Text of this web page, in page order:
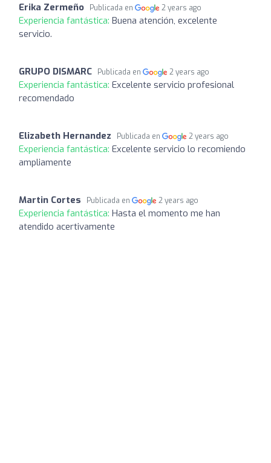
Erika Zermeño Publicada en 2 years ago
Experiencia fantástica: Buena atención, excelente
servicio.
GRUPO DISMARC Publicada en 2 years ago
Experiencia fantástica: Excelente servicio profesional
recomendado
Elizabeth Hernandez Publicada en 2 years ago
Experiencia fantástica: Excelente servicio lo recomiendo
ampliamente
Martin Cortes Publicada en 2 years ago
Experiencia fantástica: Hasta el momento me han
atendido acertivamente